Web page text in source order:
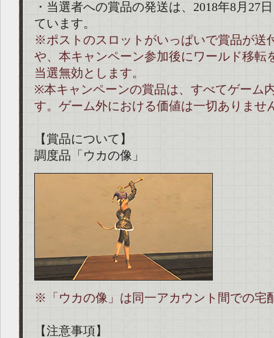
・当選者への賞品の発送は、2018年8月27
ています。
※ポストのスロットがいっぱいで賞品が送
や、本キャンペーン参加後にワールド移転
当選無効とします。
※本キャンペーンの賞品は、すべてゲーム
す。ゲーム外における価値は一切ありませ
【賞品について】
調度品「ウカの像」
※「ウカの像」は同一アカウント間での宅
【注意事項】